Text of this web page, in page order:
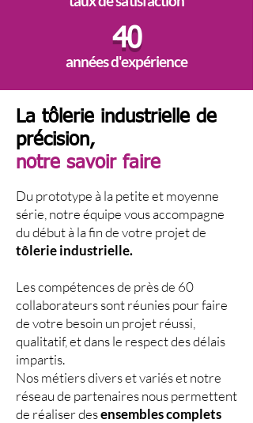
40
années d'expérience
La tôlerie industrielle de
précision,
notre savoir faire
Du prototype à la petite et moyenne
série, notre équipe vous accompagne
du début à la fin de votre projet de
tôlerie industrielle.
Les compétences de près de 60
collaborateurs sont réunies pour faire
de votre besoin un projet réussi,
qualitatif, et dans le respect des délais
impartis.
Nos métiers divers et variés et notre
réseau de partenaires nous permettent
de réaliser desensembles complets